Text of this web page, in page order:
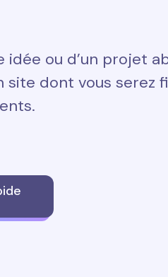
idée ou d’un projet
site dont vous serez